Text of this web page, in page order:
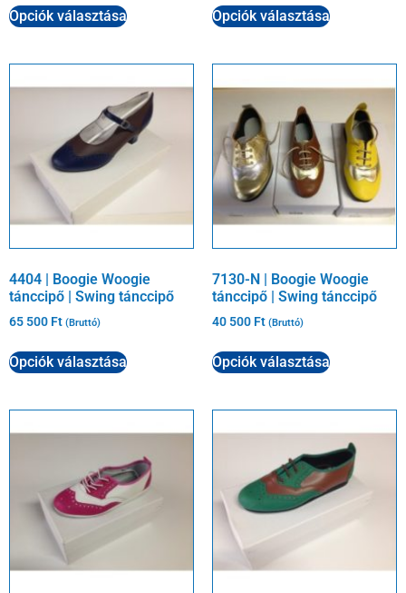
Opciók választása Opciók választása
4404 | Boogie Woogie
tánccipő | Swing tánccipő
65 500 Ft (Bruttó)
Opciók választása
7130-N | Boogie Woogie
tánccipő | Swing tánccipő
40 500 Ft (Bruttó)
Opciók választása